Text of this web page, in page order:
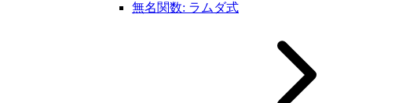
無名関数: ラムダ式